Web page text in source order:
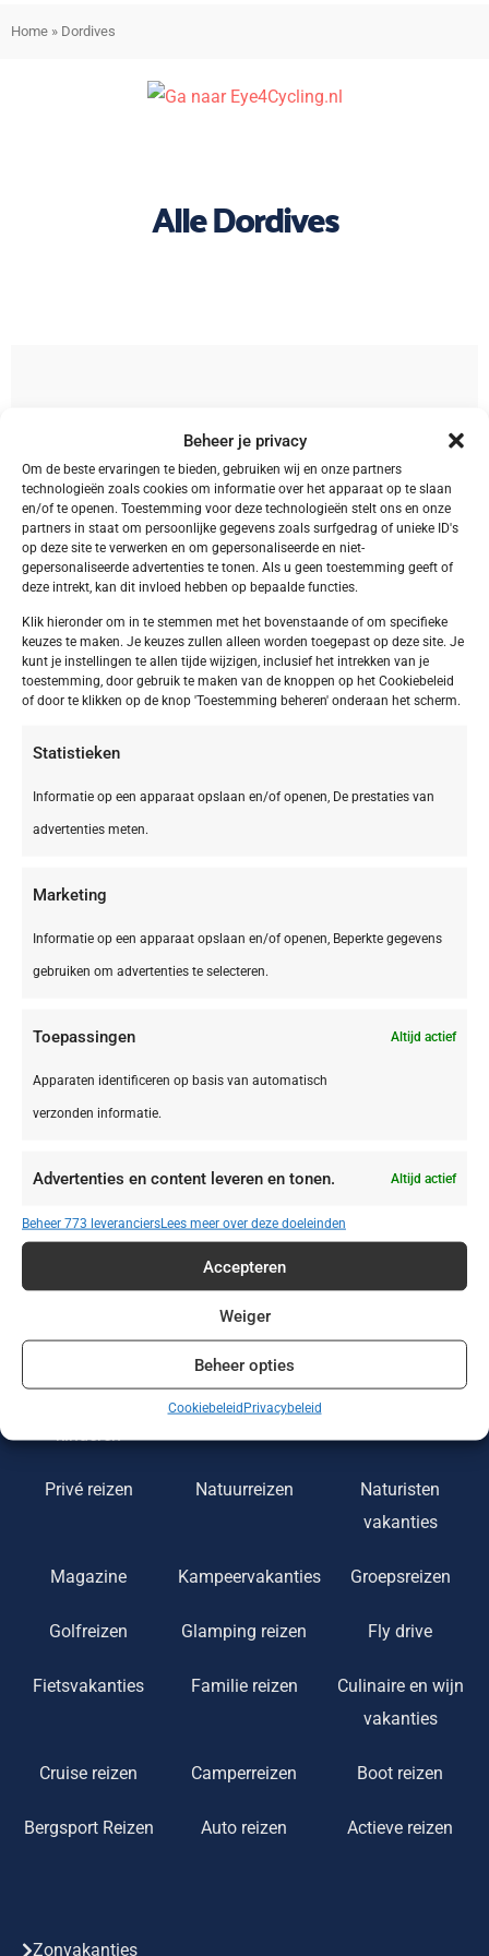
Beheer je privacy
Om de beste ervaringen te bieden, gebruiken wij en onze partners
technologieën zoals cookies om informatie over het apparaat op te slaan
en/of te openen. Toestemming voor deze technologieën stelt ons en onze
partners in staat om persoonlijke gegevens zoals surfgedrag of unieke ID's
op deze site te verwerken en om gepersonaliseerde en niet-
gepersonaliseerde advertenties te tonen. Als u geen toestemming geeft of
deze intrekt, kan dit invloed hebben op bepaalde functies.
Klik hieronder om in te stemmen met het bovenstaande of om specifieke
keuzes te maken. Je keuzes zullen alleen worden toegepast op deze site. Je
kunt je instellingen te allen tijde wijzigen, inclusief het intrekken van je
toestemming, door gebruik te maken van de knoppen op het Cookiebeleid
of door te klikken op de knop 'Toestemming beheren' onderaan het scherm.
Statistieken
Informatie op een apparaat opslaan en/of openen, De prestaties van
advertenties meten.
Marketing
Informatie op een apparaat opslaan en/of openen, Beperkte gegevens
gebruiken om advertenties te selecteren.
Toepassingen Altijd actief
Apparaten identificeren op basis van automatisch
verzonden informatie.
Advertenties en content leveren en tonen. Altijd actief
Beheer 773 leveranciersLees meer over deze doeleinden
Accepteren
Weiger
Beheer opties
CookiebeleidPrivacybeleid
Home » Dordives
Alle Dordives
Zonvakanties
Vakantiehuizen
Stedentrips
kinderen
Safari
Privé reizen Natuurreizen
Naturisten
vakanties
Magazine Kampeervakanties Groepsreizen
Golfreizen Glamping reizen Fly drive
Fietsvakanties Familie reizen
Culinaire en wijn
vakanties
Cruise reizen Camperreizen Boot reizen
Bergsport Reizen Auto reizen Actieve reizen
Zonvakanties